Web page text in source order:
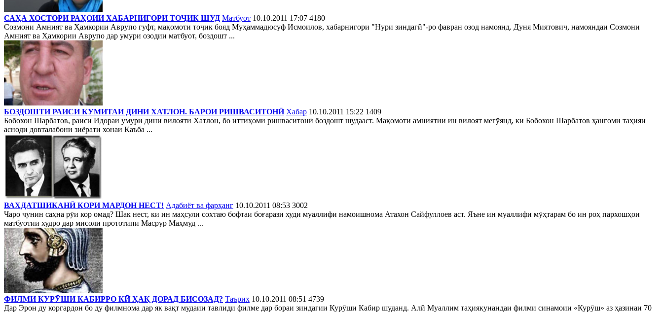
САҲА ХОСТОРИ РАҲОИИ ХАБАРНИГОРИ ТОҶИК ШУД Матбуот 10.10.2011 17:07 4180
Созмони Амният ва Ҳамкории Аврупо гуфт, мақомоти тоҷик бояд Муҳаммадюсуф Исмоилов, хабарнигори "Нури зиндагӣ"-ро фавран озод намоянд. Дуня Миятович, намояндаи Созмони
Амният ва Ҳамкории Аврупо дар умури озодии матбуот, боздошт ...
БОЗДОШТИ РАИСИ КУМИТАИ ДИНИ ХАТЛОН. БАРОИ РИШВАСИТОНӢ Хабар 10.10.2011 15:22 1409
Бобохон Шарбатов, раиси Идораи умури дини вилояти Хатлон, бо иттиҳоми ришваситонӣ боздошт шудааст. Мақомоти амниятии ин вилоят мегӯянд, ки Бобохон Шарбатов ҳангоми таҳияи
асноди довталабони зиёрати хонаи Каъба ...
ВАҲДАТШИКАНӢ КОРИ МАРДОН НЕСТ! Адабиёт ва фарҳанг 10.10.2011 08:53 3002
Чаро чунин саҳна рӯи кор омад? Шак нест, ки ин маҳсули сохтаю бофтаи боғарази худи муаллифи намоишнома Атахон Сайфуллоев аст. Яъне ин муаллифи мӯҳтарам бо ин роҳ пархошҳои
матбуотии худро дар мисоли прототипи Масрур Маҳмуд ...
ФИЛМИ КУРӮШИ КАБИРРО КӢ ҲАҚ ДОРАД БИСОЗАД? Таърих 10.10.2011 08:51 4739
Дар Эрон ду коргардон бо ду филмнома дар як вақт мудаии тавлиди филме дар бораи зиндагии Курӯши Кабир шуданд. Алӣ Муаллим таҳиякунандаи филми синамоии «Курӯш» аз ҳазинаи 70